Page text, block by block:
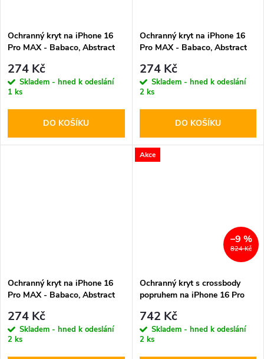
Ochranný kryt na iPhone 16
Pro MAX - Babaco, Abstract
274 Kč
Skladem - hned k odeslání
1 ks
DO KOŠÍKU
Ochranný kryt na iPhone 16
Pro MAX - Babaco, Abstract
274 Kč
Skladem - hned k odeslání
2 ks
DO KOŠÍKU
Ochranný kryt na iPhone 16
Pro MAX - Babaco, Abstract
274 Kč
Skladem - hned k odeslání
2 ks
Akce
824 Kč
–9 %
Ochranný kryt s crossbody
popruhem na iPhone 16 Pro
Logo Black
742 Kč
Skladem - hned k odeslání
2 ks